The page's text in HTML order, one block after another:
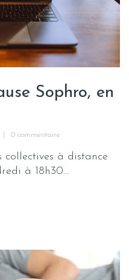
Sophro, en
0 commentaire
collectives à distance
à 18h30...